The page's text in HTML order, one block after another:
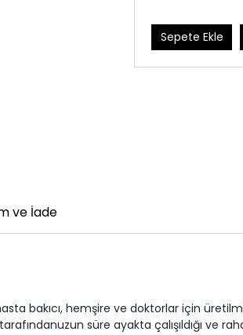
Sepete Ekle
ve İade
bakıcı, hemşire ve doktorlar için
süre ayakta çalışıldığı ve